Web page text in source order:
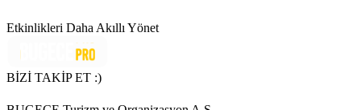
Etkinlikleri Daha Akıllı Yönet
BİZİ TAKİP ET :)